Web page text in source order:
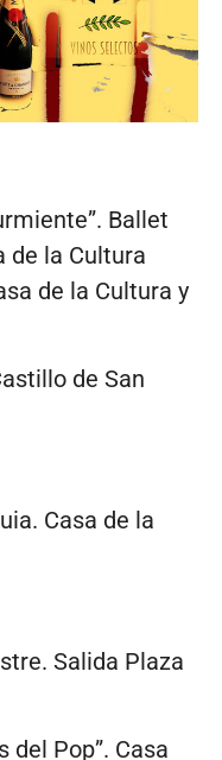
Ballet
de la Cultura
de la Cultura y
de San
Casa de la
Salida Plaza
del Pop”. Casa